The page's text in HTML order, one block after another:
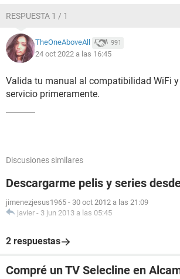
RESPUESTA 1 / 1
TheOneAboveAll 991
24 oct 2022 a las 16:45
Valida tu manual al compatibilidad WiFi
servicio primeramente.
Discusiones similares
Descargarme pelis y series
jimenezjesus1965 - 30 oct 2012 a las 21:09
javier - 3 jun 2013 a las 05:45
2 respuestas
Compré un TV Selecline en